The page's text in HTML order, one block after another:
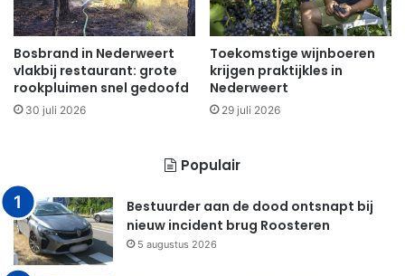
Bosbrand in Nederweert
vlakbij restaurant: grote
rookpluimen snel gedoofd
30 juli 2026
Toekomstige wijnboeren
krijgen praktijkles in
Nederweert
29 juli 2026
Populair
Bestuurder aan de dood ontsnapt bij
nieuw incident brug Roosteren
5 augustus 2026